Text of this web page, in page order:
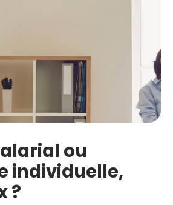
ou
individuelle,
?